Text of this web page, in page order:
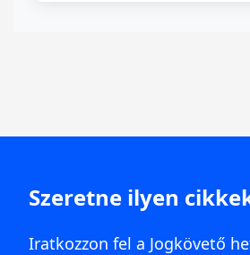
Szeretne ilyen
Iratkozzon fel a Jogkövető